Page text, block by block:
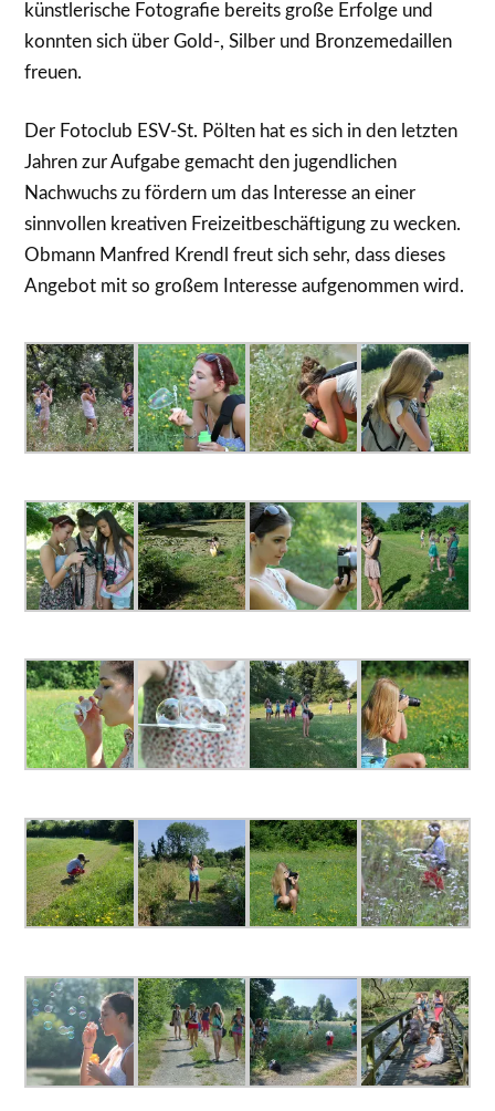
künstlerische Fotografie bereits große Erfolge und
konnten sich über Gold-, Silber und Bronzemedaillen
freuen.
Der Fotoclub ESV-St. Pölten hat es sich in den letzten
Jahren zur Aufgabe gemacht den jugendlichen
Nachwuchs zu fördern um das Interesse an einer
sinnvollen kreativen Freizeitbeschäftigung zu wecken.
Obmann Manfred Krendl freut sich sehr, dass dieses
Angebot mit so großem Interesse aufgenommen wird.